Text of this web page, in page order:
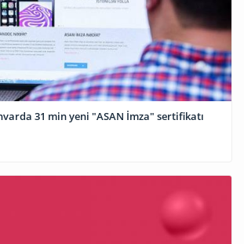
31 min yeni "ASAN İmza" sertifikatı